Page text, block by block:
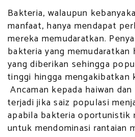
Bakteria, walaupun
manfaat, hanya mendapat
mereka memudaratkan.
bakteria yang memudaratkan
yang diberikan sehingga
tinggi hingga mengakibatkan
Ancaman kepada haiwan
terjadi jika saiz populasi
apabila bakteria oportunistik
untuk mendominasi rantaian